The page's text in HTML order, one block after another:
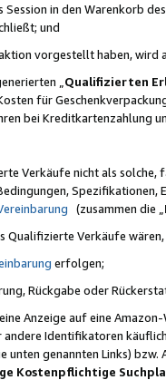
in den Warenkorb
und
vorgestellt haben, wird
„ Qualifizierten
für
bei Kreditkartenzahlung
Verkäufe nicht als
(zusammen die „
Verkäufe
erfolgen;
Rückgabe oder
Anzeige auf eine
Identifikatoren
unten genannten Links)
Kostenpflichtige